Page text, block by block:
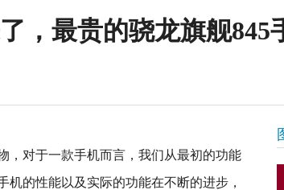
，最贵的骁龙旗舰845
，对于一款手机而言，我们从最初的功能
的性能以及实际的功能在不断的进步，